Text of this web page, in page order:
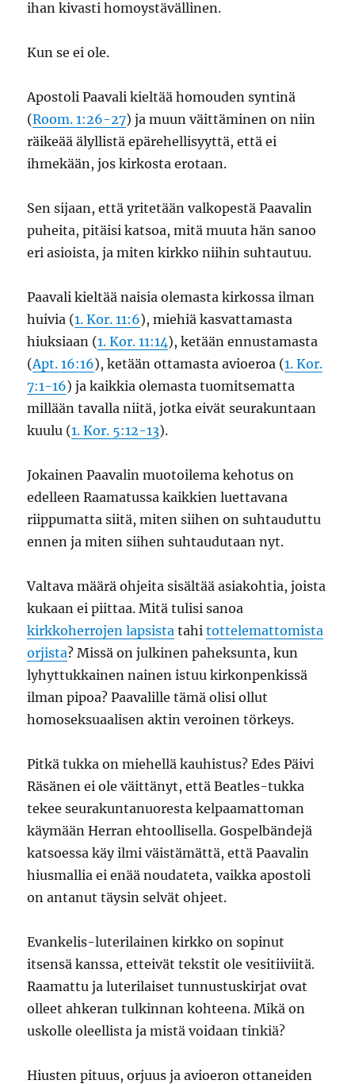
ihan kivasti homoystävällinen.
Kun se ei ole.
Apostoli Paavali kieltää homouden syntinä
(Room. 1:26-27) ja muun väittäminen on niin
räikeää älyllistä epärehellisyyttä, että ei
ihmekään, jos kirkosta erotaan.
Sen sijaan, että yritetään valkopestä Paavalin
puheita, pitäisi katsoa, mitä muuta hän sanoo
eri asioista, ja miten kirkko niihin suhtautuu.
Paavali kieltää naisia olemasta kirkossa ilman
huivia (1. Kor. 11:6), miehiä kasvattamasta
hiuksiaan (1. Kor. 11:14), ketään ennustamasta
(Apt. 16:16), ketään ottamasta avioeroa (1. Kor.
7:1-16) ja kaikkia olemasta tuomitsematta
millään tavalla niitä, jotka eivät seurakuntaan
kuulu (1. Kor. 5:12-13).
Jokainen Paavalin muotoilema kehotus on
edelleen Raamatussa kaikkien luettavana
riippumatta siitä, miten siihen on suhtauduttu
ennen ja miten siihen suhtaudutaan nyt.
Valtava määrä ohjeita sisältää asiakohtia, joista
kukaan ei piittaa. Mitä tulisi sanoa
kirkkoherrojen lapsista tahitottelemattomista
orjista? Missä on julkinen paheksunta, kun
lyhyttukkainen nainen istuu kirkonpenkissä
ilman pipoa? Paavalille tämä olisi ollut
homoseksuaalisen aktin veroinen törkeys.
Pitkä tukka on miehellä kauhistus? Edes Päivi
Räsänen ei ole väittänyt, että Beatles-tukka
tekee seurakuntanuoresta kelpaamattoman
käymään Herran ehtoollisella. Gospelbändejä
katsoessa käy ilmi väistämättä, että Paavalin
hiusmallia ei enää noudateta, vaikka apostoli
on antanut täysin selvät ohjeet.
Evankelis-luterilainen kirkko on sopinut
itsensä kanssa, etteivät tekstit ole vesitiiviitä.
Raamattu ja luterilaiset tunnustuskirjat ovat
olleet ahkeran tulkinnan kohteena. Mikä on
uskolle oleellista ja mistä voidaan tinkiä?
Hiusten pituus, orjuus ja avioeron ottaneiden